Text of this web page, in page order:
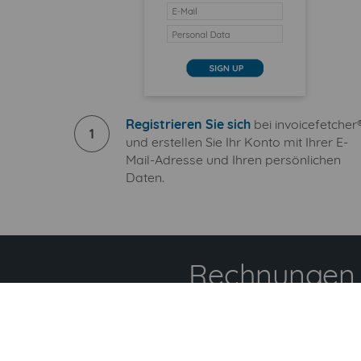
1
Registrieren Sie sich bei
und erstellen Sie Ihr Konto mit Ihrer E-
Mail-Adresse und Ihren persönlichen
Daten.